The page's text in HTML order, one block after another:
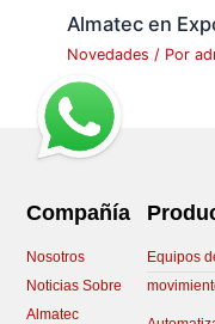
Almatec en
Novedades / Por
Compañía
Nosotros
Noticias Sobre
Almatec
Equipos